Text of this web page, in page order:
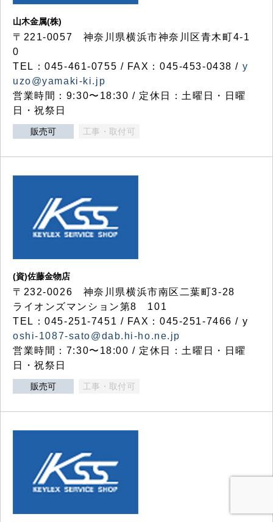
山木金属(株)
〒221-0057 神奈川県横浜市神奈川区青木町4-1
0
TEL：045-461-0755 / FAX：045-453-0438 / y
uzo@yamaki-ki.jp
営業時間：9:30〜18:30 / 定休日：土曜日・日曜
日・祝祭日
販売可 工事・取付可
(資)佐藤金物店
〒232-0026 神奈川県横浜市南区二葉町3-28
ライオンズマンション第8 101
TEL：045-251-7451 / FAX：045-251-7466 / y
oshi-1087-sato@dab.hi-ho.ne.jp
営業時間：7:30〜18:00 / 定休日：土曜日・日曜
日・祝祭日
販売可 工事・取付可